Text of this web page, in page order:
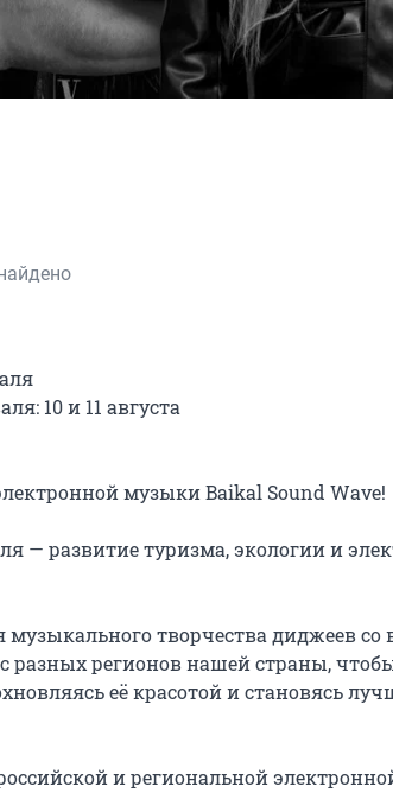
10 и 11 августа
музыки Baikal Sound Wave!
— развитие туризма, экологии и
творчества диджеев со
разных регионов нашей страны,
её красотой и становясь
и региональной